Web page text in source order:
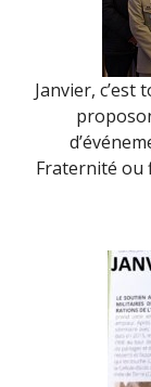
Janvier, c’est
Fraternité ou